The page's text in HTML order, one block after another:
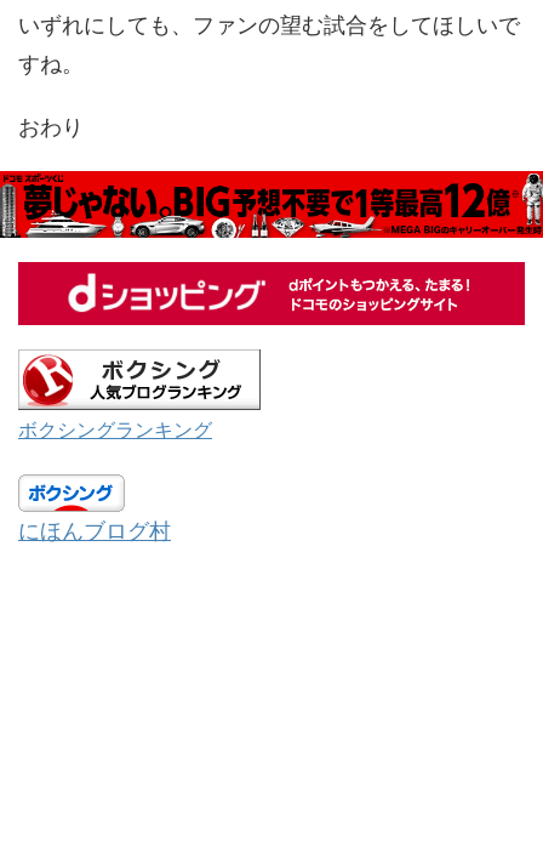
いずれにしても、ファンの望む試合をしてほしいで
すね。
おわり
ボクシングランキング
にほんブログ村